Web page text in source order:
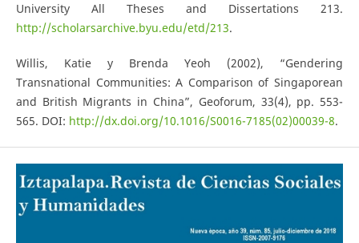
University All Theses and Dissertations 213.
http://scholarsarchive.byu.edu/etd/213.
Willis, Katie y Brenda Yeoh (2002), “Gendering
Transnational Communities: A Comparison of Singaporean
and British Migrants in China”, Geoforum, 33(4), pp. 553-
565. DOI: http://dx.doi.org/10.1016/S0016-7185(02)00039-8.